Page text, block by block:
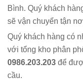
Bình. Quý khách
sẽ vận chuyển tận
Quý khách hàng có
với tổng kho phân
0986.203.203 để
cầu.